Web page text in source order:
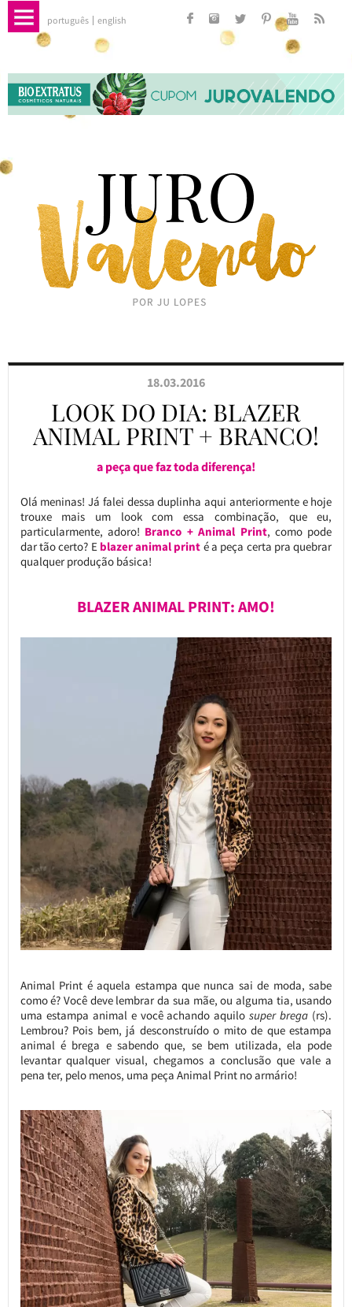
português english
18.03.2016
LOOK DO DIA: BLAZER
ANIMAL PRINT + BRANCO!
a peça que faz toda diferença!
Olá meninas! Já falei dessa duplinha aqui anteriormente e hoje
trouxe mais um look com essa combinação, que eu,
particularmente, adoro! Branco + Animal Print, como pode
dar tão certo? E blazer animal print é a peça certa pra quebrar
qualquer produção básica!
BLAZER ANIMAL PRINT: AMO!
Animal Print é aquela estampa que nunca sai de moda, sabe
como é? Você deve lembrar da sua mãe, ou alguma tia, usando
uma estampa animal e você achando aquilo super brega (rs).
Lembrou? Pois bem, já desconstruído o mito de que estampa
animal é brega e sabendo que, se bem utilizada, ela pode
levantar qualquer visual, chegamos a conclusão que vale a
pena ter, pelo menos, uma peça Animal Print no armário!